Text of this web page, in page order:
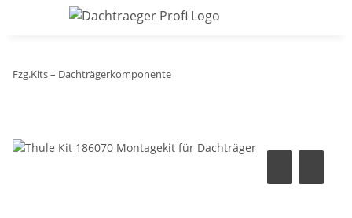
Fzg.Kits – Dachträgerkomponente